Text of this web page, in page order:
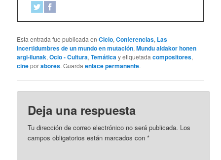
Esta entrada fue publicada enCiclo,Conferencias, Las
incertidumbres de un mundo en mutación,Mundu aldakor honen
argi-ilunak,Ocio - Cultura,Temáticay etiquetadacompositores,
cineporabores. Guardaenlace permanente.
Deja una respuesta
Tu dirección de correo electrónico no será publicada. Los
campos obligatorios están marcados con*